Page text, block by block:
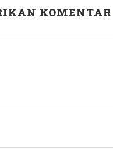
KOMENTAR